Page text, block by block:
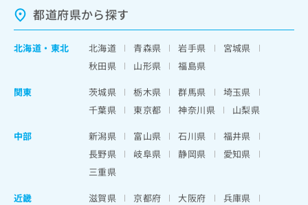
都道府県から探す
北海道 ・ 東北 北海道 青森県 岩手県
宮城県
秋田県
山形県
福島県
関東
茨城県 栃木県 群馬県
埼玉県
千葉県
東京都 神奈川県
山梨県
中部
新潟県 富山県 石川県
福井県
長野県
岐阜県 静岡県
愛知県
三重県
近畿
滋賀県 京都府 大阪府
兵庫県